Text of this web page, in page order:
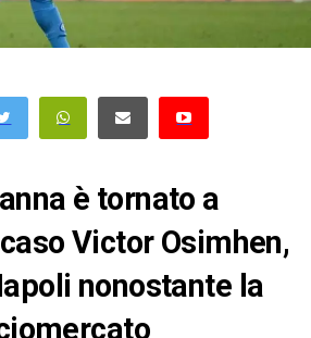
è tornato a
Victor Osimhen,
nonostante la